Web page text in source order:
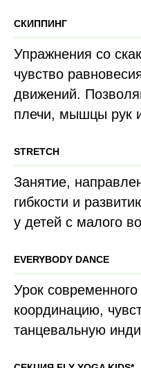
СКИППИНГ
Упражнения со
чувство
движений.
плечи, мышцы рук
STRETCH
Занятие,
гибкости и
у детей с малого
EVERYBODY DANCE
Урок
координацию,
танцевальную